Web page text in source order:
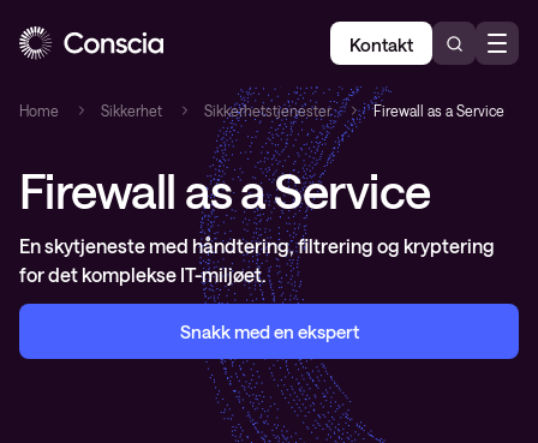
Kontakt
Home Sikkerhet Sikkerhetstjenester Firewall as a Service
Firewall as a Service
En skytjeneste med håndtering, filtrering og kryptering
for det komplekse IT-miljøet.
Snakk med en ekspert